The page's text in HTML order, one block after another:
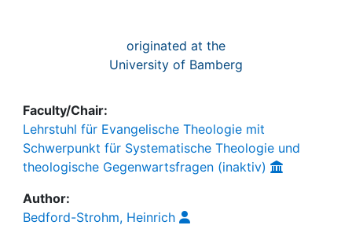
originated at the
University of Bamberg
Faculty/Chair:
Lehrstuhl für Evangelische Theologie mit
Schwerpunkt für Systematische Theologie und
theologische Gegenwartsfragen (inaktiv)
Author:
Bedford-Strohm, Heinrich